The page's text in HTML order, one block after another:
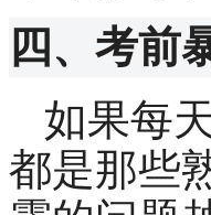
四、考前
如果每
都是那些